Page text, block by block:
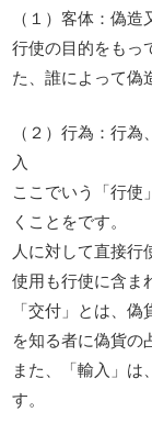
（１）客体：偽
行使の目的をもっ
た、誰によって偽
（２）行為：行
入
ここでいう「行使
くことをです。
人に対して直接
使用も行使に含ま
「交付」とは、
を知る者に偽貨の
また、「輸入」は
す。